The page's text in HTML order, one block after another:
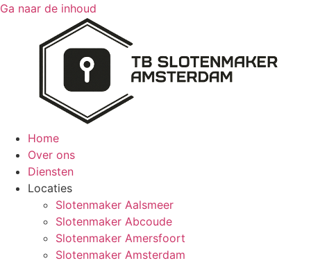
Ga naar de inhoud
Home
Over ons
Diensten
Locaties
Slotenmaker Aalsmeer
Slotenmaker Abcoude
Slotenmaker Amersfoort
Slotenmaker Amsterdam